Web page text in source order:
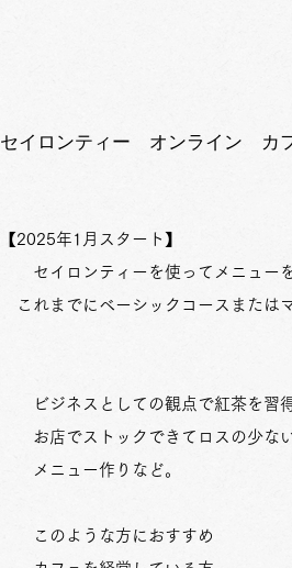
セイロンティー オンライン カ
【 2025年1月スタート】
セイロンティーを使ってメニュー
これまでにベーシックコースまたは
ビジネスとしての観点で紅茶を習得
お店でストックできてロスの少な
メニュー作りなど。
このような方におすすめ